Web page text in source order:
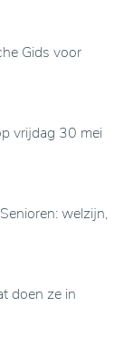
Gids voor
vrijdag 30 mei
welzijn,
doen ze in